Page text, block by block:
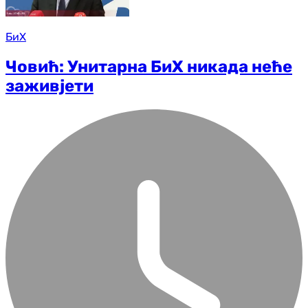
БиХ
Човић: Унитарна БиХ никада неће
заживјети